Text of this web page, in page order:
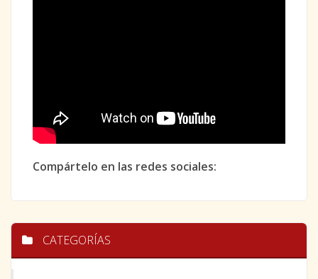
Compártelo en las redes sociales:
CATEGORÍAS